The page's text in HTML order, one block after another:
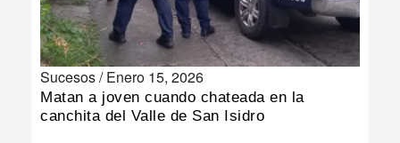
SHOW
DEPORTES
Sucesos /Enero 15, 2026
Matan a joven cuando chateada en la
canchita del Valle de San Isidro